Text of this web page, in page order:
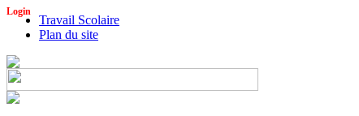
Login
Travail Scolaire
Plan du site